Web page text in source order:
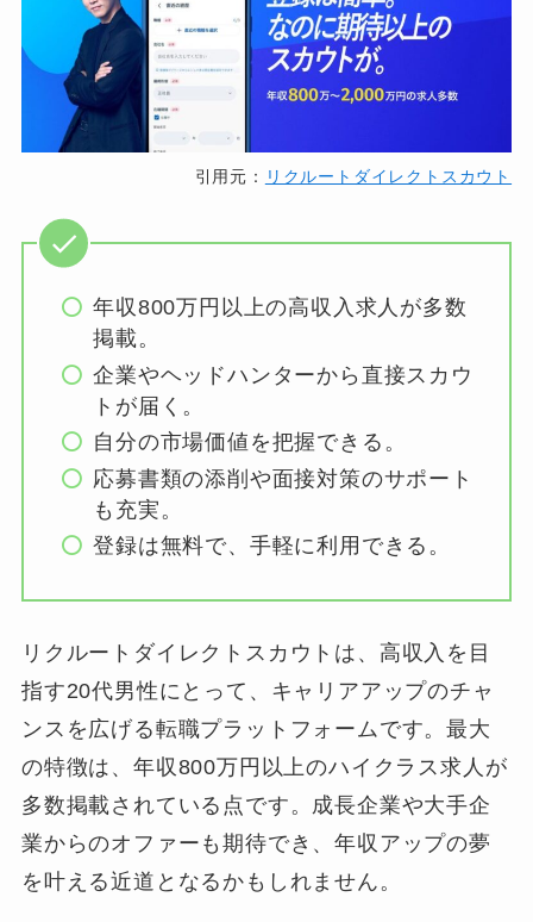
引用元： リクルートダイレクトスカウト
年収800万円以上の高収入求人が多数
掲載。
企業やヘッドハンターから直接スカウ
トが届く。
自分の市場価値を把握できる。
応募書類の添削や面接対策のサポート
も充実。
登録は無料で、手軽に利用できる。
リクルートダイレクトスカウトは、高収入を目
指す20代男性にとって、キャリアアップのチャ
ンスを広げる転職プラットフォームです。最大
の特徴は、年収800万円以上のハイクラス求人が
多数掲載されている点です。成長企業や大手企
業からのオファーも期待でき、年収アップの夢
を叶える近道となるかもしれません。